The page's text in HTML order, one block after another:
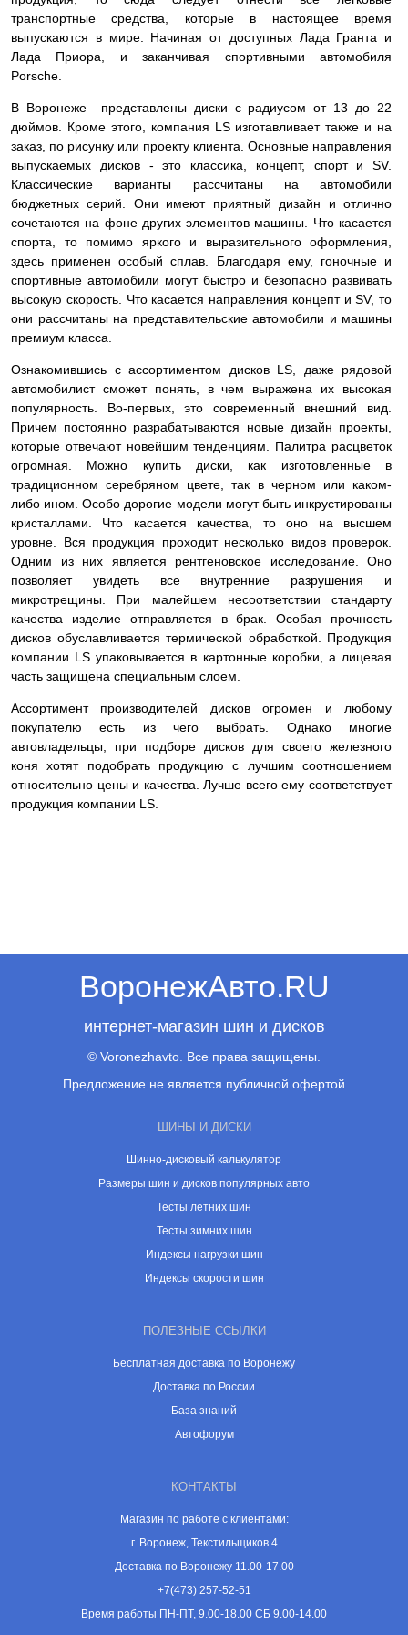
транспортные средства, которые в настоящее время
выпускаются в мире. Начиная от доступных Лада Гранта и
Лада Приора, и заканчивая спортивными автомобиля
Porsche.
В Воронеже представлены диски с радиусом от 13 до 22
дюймов. Кроме этого, компания LS изготавливает также и на
заказ, по рисунку или проекту клиента. Основные направления
выпускаемых дисков - это классика, концепт, спорт и SV.
Классические варианты рассчитаны на автомобили
бюджетных серий. Они имеют приятный дизайн и отлично
сочетаются на фоне других элементов машины. Что касается
спорта, то помимо яркого и выразительного оформления,
здесь применен особый сплав. Благодаря ему, гоночные и
спортивные автомобили могут быстро и безопасно развивать
высокую скорость. Что касается направления концепт и SV, то
они рассчитаны на представительские автомобили и машины
премиум класса.
Ознакомившись с ассортиментом дисков LS, даже рядовой
автомобилист сможет понять, в чем выражена их высокая
популярность. Во-первых, это современный внешний вид.
Причем постоянно разрабатываются новые дизайн проекты,
которые отвечают новейшим тенденциям. Палитра расцветок
огромная. Можно купить диски, как изготовленные в
традиционном серебряном цвете, так в черном или каком-
либо ином. Особо дорогие модели могут быть инкрустированы
кристаллами. Что касается качества, то оно на высшем
уровне. Вся продукция проходит несколько видов проверок.
Одним из них является рентгеновское исследование. Оно
позволяет увидеть все внутренние разрушения и
микротрещины. При малейшем несоответствии стандарту
качества изделие отправляется в брак. Особая прочность
дисков обуславливается термической обработкой. Продукция
компании LS упаковывается в картонные коробки, а лицевая
часть защищена специальным слоем.
Ассортимент производителей дисков огромен и любому
покупателю есть из чего выбрать. Однако многие
автовладельцы, при подборе дисков для своего железного
коня хотят подобрать продукцию с лучшим соотношением
относительно цены и качества. Лучше всего ему соответствует
продукция компании LS.
ВоронежАвто.RU
интернет-магазин шин и дисков
© Voronezhavto. Все права защищены.
Предложение не является публичной офертой
ШИНЫ И ДИСКИ
Шинно-дисковый калькулятор
Размеры шин и дисков популярных авто
Тесты летних шин
Тесты зимних шин
Индексы нагрузки шин
Индексы скорости шин
ПОЛЕЗНЫЕ ССЫЛКИ
Бесплатная доставка по Воронежу
Доставка по России
База знаний
Автофорум
КОНТАКТЫ
Магазин по работе с клиентами:
г. Воронеж, Текстильщиков 4
Доставка по Воронежу 11.00-17.00
+7(473) 257-52-51
Время работы ПН-ПТ, 9.00-18.00 СБ 9.00-14.00